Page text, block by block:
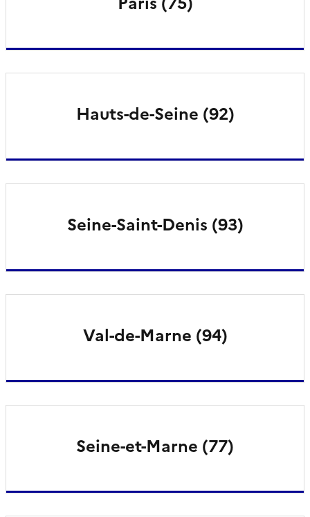
Hauts-de-Seine (92)
Seine-Saint-Denis (93)
Val-de-Marne (94)
Seine-et-Marne (77)